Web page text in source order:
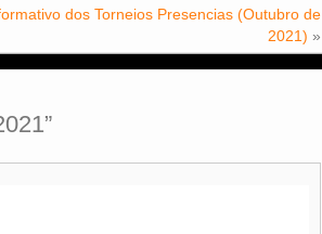
dos Torneios Presencias (Outubro de
2021) »
”